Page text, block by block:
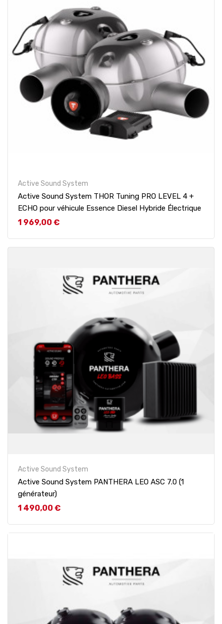
Active Sound System
Active Sound System THOR Tuning PRO LEVEL 4 +
ECHO pour véhicule Essence Diesel Hybride Électrique
Prix
1 969,00 €
Active Sound System
Active Sound System PANTHERA LEO ASC 7.0 (1
générateur)
Prix
1 490,00 €